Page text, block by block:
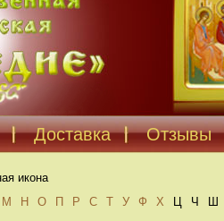
Доставка Отзывы
икона
М Н О П Р С Т У Ф Х Ц Ч Ш